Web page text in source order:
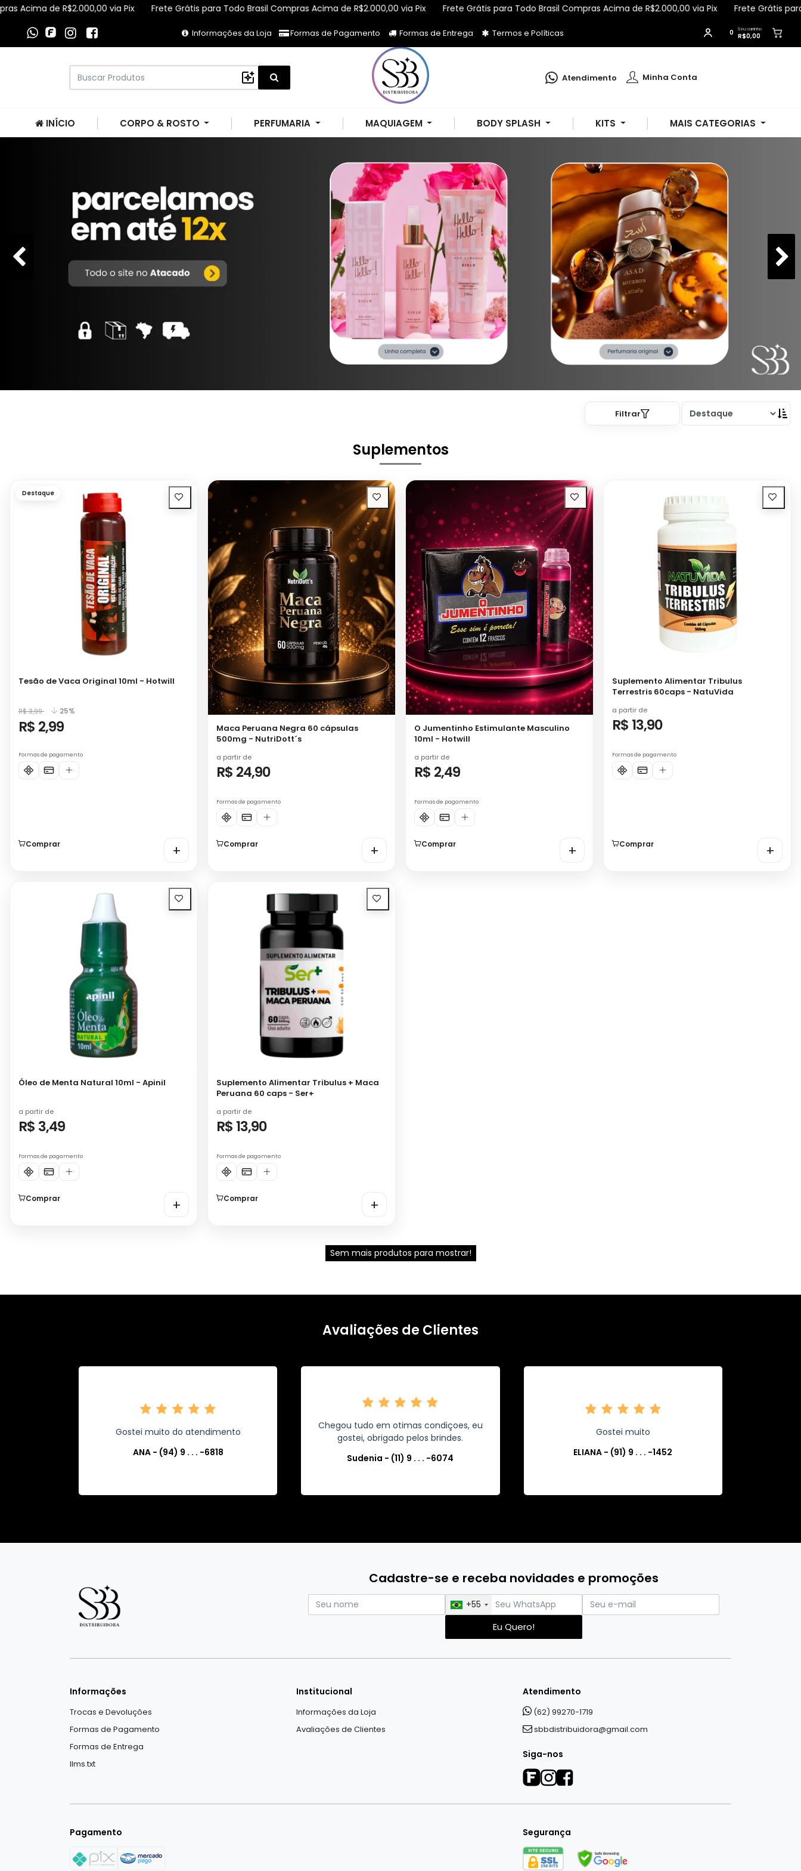
de R$2.000,00 via Pix Frete Grátis para Todo Brasil Compras Acima de R$2.000,00 via Pix Frete Grátis para Todo Brasil Compras Acima de R$2.000,00 via Pix Frete Grátis para Todo
Informações da Loja Formas de Pagamento Formas de Entrega Termos e Políticas 0 Seu carrinho
R$0,00
Atendimento Minha Conta
INÍCIO CORPO & ROSTO PERFUMARIA MAQUIAGEM BODY SPLASH KITS MAIS CATEGORIAS
Filtrar
Suplementos
Destaque
Tesão de Vaca Original 10ml - Hotwill
R$ 3,99 25%
R$ 2,99
Formas de pagamento
Comprar +
Maca Peruana Negra 60 cápsulas
500mg - NutriDott´s
a partir de
R$ 24,90
Formas de pagamento
Comprar +
O Jumentinho Estimulante Masculino
10ml - Hotwill
a partir de
R$ 2,49
Formas de pagamento
Comprar +
Suplemento Alimentar Tribulus
Terrestris 60caps - NatuVida
a partir de
R$ 13,90
Formas de pagamento
Comprar +
Óleo de Menta Natural 10ml - Apinil
a partir de
R$ 3,49
Formas de pagamento
Comprar +
Suplemento Alimentar Tribulus + Maca
Peruana 60 caps - Ser+
a partir de
R$ 13,90
Formas de pagamento
Comprar +
Sem mais produtos para mostrar!
Avaliações de Clientes
Gostei muito do atendimento
ANA - (94) 9 . . . -6818
Chegou tudo em otimas condiçoes, eu
gostei, obrigado pelos brindes.
Sudenia - (11) 9 . . . -6074
Gostei muito
ELIANA - (91) 9 . . . -1452
Cadastre-se e receba novidades e promoções
+55
Eu Quero!
Informações
Trocas e Devoluções
Formas de Pagamento
Formas de Entrega
llms.txt
Institucional
Informações da Loja
Avaliações de Clientes
Atendimento
(62) 99270-1719
sbbdistribuidora@gmail.com
Siga-nos
Pagamento Segurança
Compra verificada Pedido de R$ 846,40